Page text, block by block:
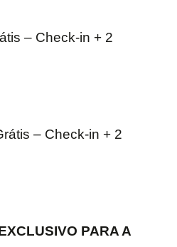
– Check-in + 2
– Check-in + 2
PARA A